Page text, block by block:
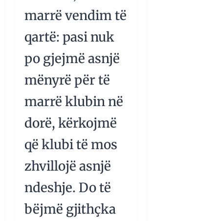
marrë vendim të
qartë: pasi nuk
po gjejmë asnjë
mënyrë për të
marrë klubin në
dorë, kërkojmë
që klubi të mos
zhvillojë asnjë
ndeshje. Do të
bëjmë gjithçka